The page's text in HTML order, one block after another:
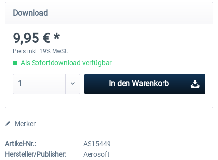
OMSI 2 Add-on Thüringer Wald
29,99 € *
OMSI 2 Add-on Berlin Linie
Download
9,95 € *
Preis inkl. 19% MwSt.
Als Sofortdownload verfügbar
In den Warenkorb
Merken
Artikel-Nr.:
AS15449
Hersteller/Publisher:
Aerosoft